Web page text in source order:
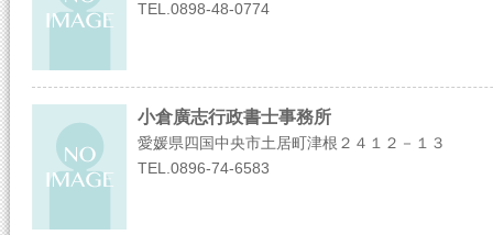
TEL.0898-48-0774
小倉廣志行政書士事務所
愛媛県四国中央市土居町津根２４１２－１３
TEL.0896-74-6583